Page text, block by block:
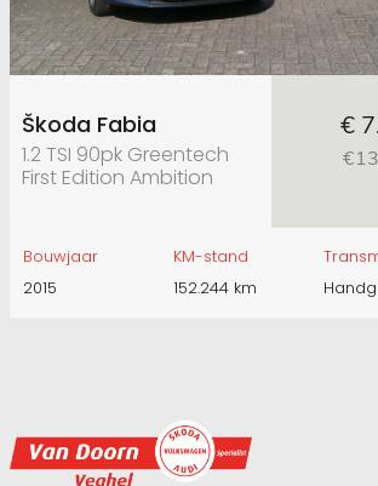
Škoda Fabia
1.2 TSI 90pk Greentech
First Edition Ambition
€
Bouwjaar
2015
KM-stand
152.244 km